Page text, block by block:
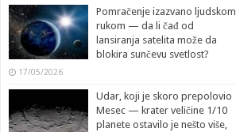
Pomračenje izazvano ljudskom
rukom — da li čađ od
lansiranja satelita može da
blokira sunčevu svetlost?
17/05/2026
Udar, koji je skoro prepolovio
Mesec — krater veličine 1/10
planete ostavilo je nešto više,